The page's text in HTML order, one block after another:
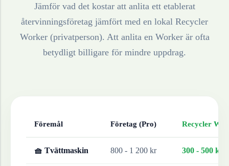
Jämför vad det kostar att anlita ett etablerat
återvinningsföretag jämfört med en lokal Recycler
Worker (privatperson). Att anlita en Worker är ofta
betydligt billigare för mindre uppdrag.
Föremål Företag (Pro) Recycler
🧺 Tvättmaskin 800 - 1 200 kr 300 - 500 kr